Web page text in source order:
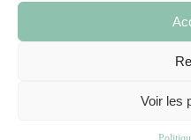
Voir les
Mentions légales